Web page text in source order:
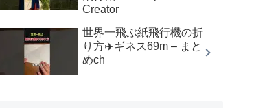
Creator
世界一飛ぶ紙飛行機の折
り方✈️ギネス69m – まと
めch